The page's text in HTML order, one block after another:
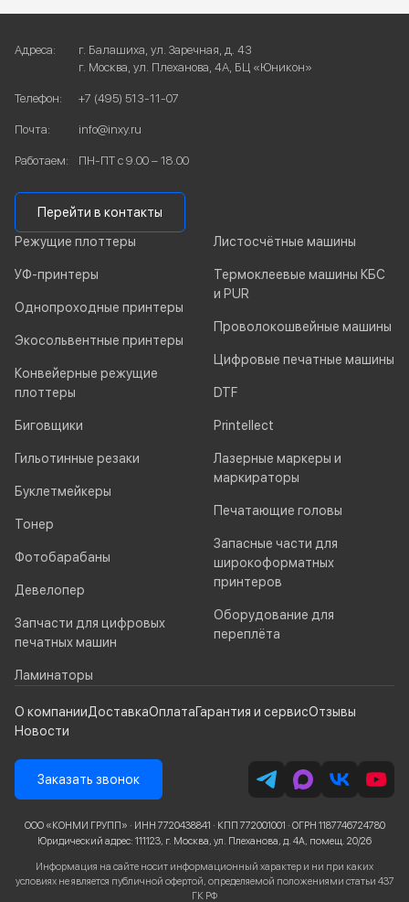
Режущие плоттеры
УФ-принтеры
Однопроходные принтеры
Экосольвентные принтеры
Конвейерные режущие
плоттеры
Биговщики
Гильотинные резаки
Буклетмейкеры
Тонер
Фотобарабаны
Девелопер
Запчасти для цифровых
печатных машин
Ламинаторы
Листосчётные машины
Термоклеевые машины КБС
и PUR
Проволокошвейные машины
Цифровые печатные машины
DTF
Printellect
Лазерные маркеры и
маркираторы
Печатающие головы
Запасные части для
широкоформатных
принтеров
Оборудование для
переплёта
О компанииДоставкаОплатаГарантия и сервисОтзывы
Новости
Адреса:
г. Балашиха, ул. Заречная, д. 43
г. Москва, ул. Плеханова, 4А, БЦ «Юникон»
Телефон: +7 (495) 513-11-07
Почта: info@inxy.ru
Работаем: ПН-ПТ с 9.00 – 18.00
Перейти в контакты
Заказать звонок
ООО «КОНМИ ГРУПП» · ИНН 7720438841 · КПП 772001001 · ОГРН 1187746724780
Юридический адрес: 111123, г. Москва, ул. Плеханова, д. 4А, помещ. 20/26
Информация на сайте носит информационный характер и ни при каких
условиях не является публичной офертой, определяемой положениями статьи 437
ГК РФ